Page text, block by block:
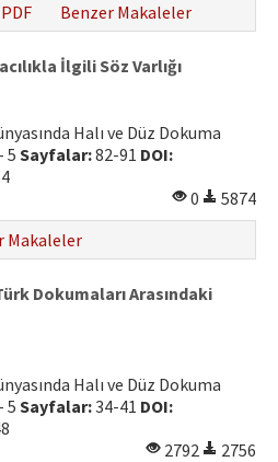
PDF Benzer Makaleler
İlgili Söz Varlığı
Halı ve Düz Dokuma
5 Sayfalar:82-91 DOI:
0
5874
Makaleler
Dokumaları Arasındaki
Halı ve Düz Dokuma
5 Sayfalar:34-41 DOI:
2792
2756